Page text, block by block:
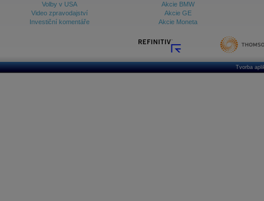
Volby v USA
Video zpravodajství
Investiční komentáře
Akcie BMW
Akcie GE
Akcie Moneta
Tvorba